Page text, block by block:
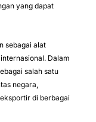
yang dapat
sebagai alat
Dalam
salah satu
negara,
di berbagai